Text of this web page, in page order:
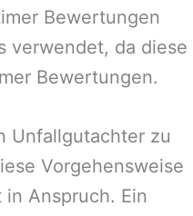
Bewertungen
verwendet, da diese
Bewertungen.
Unfallgutachter zu
Vorgehensweise
Anspruch. Ein